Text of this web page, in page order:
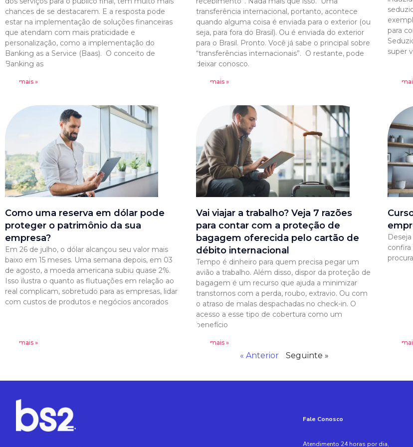
chances de se destacarem. E a resposta pode
estar na implementação de soluções financeiras
que atendam com mais praticidade e
personalização, como a implementação do
Banking as a Service (Baas). O conceito de
Banking as
Leia mais »
transferência internacional, portanto, acontece
quando alguma coisa é enviada para o exterior (ou
seja, para fora do Brasil). Ou é enviada do exterior
para o Brasil. Pronto. Você já sabe o principal sobre
“transferências internacionais”. O restante, pode
deixar conosco.
Leia mais »
para
super
Leia
Como uma reserva em dólar pode
proteger o patrimônio da sua
empresa?
Em 26 de julho, o dólar alcançou seu valor mais
baixo em 15 meses. Uma semana depois, em 03
de agosto, a moeda americana subiu quase 2%.
Isso ilustra o quanto as flutuações em relação ao
real complicam, sobretudo para as empresas, lidar
com custos de produtos e negócios ancorados
Leia mais »
Vai viajar a trabalho? Veja 7 razões
para contar com a proteção de
bagagem oferecida pelo cartão de
débito internacional
Tempo é dinheiro para quem precisa pegar um
avião a trabalho. Além disso, dispor da proteção de
bagagem é um recurso que ajuda a minimizar
transtornos com a perda, roubo, extravio. Ou com
o atraso de malas despachadas no check-in. O
acesso a esse tipo de cobertura como um
benefício
Leia mais » Leia
« Anterior Seguinte »
Fale Conosco
Atendimento 24 horas por dia,